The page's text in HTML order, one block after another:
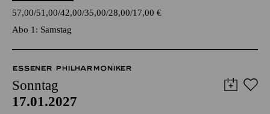
TICKETS
57,00 51,00 42,00 35,00 28,00 17,00€
Abo 1: Samstag
ESSENER PHILHARMONIKER